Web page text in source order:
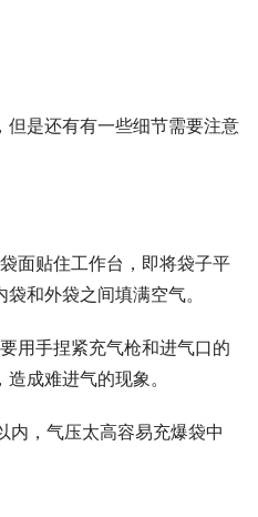
是还有有一些细节需要注意
贴住工作台，即将袋子平
和外袋之间填满空气。
手捏紧充气枪和进气口的
成难进气的现象。
气压太高容易充爆袋中